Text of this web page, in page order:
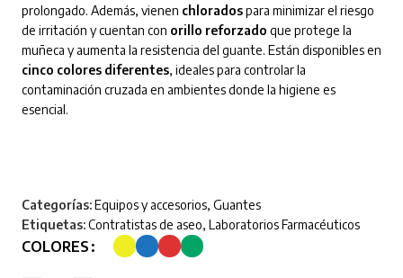
prolongado. Además, vienen chloradospara minimizar el riesgo
de irritación y cuentan con orillo reforzado que protege la
muñeca y aumenta la resistencia del guante. Están disponibles en
cinco colores diferentes, ideales para controlar la
contaminación cruzada en ambientes donde la higiene es
esencial.
Categorías:Equipos y accesorios, Guantes
Etiquetas:Contratistas de aseo, Laboratorios Farmacéuticos
COLORES